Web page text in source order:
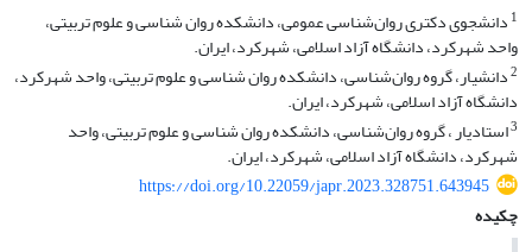
1 دانشجوی دکتری روان‌شناسی عمومی، دانشکده روان شناسی و علوم تربیتی،
واحد شهرکرد، دانشگاه آزاد اسلامی، شهرکرد، ایران.
2دانشیار، گروه روان‌شناسی، دانشکده روان شناسی و علوم تربیتی، واحد شهرکرد،
دانشگاه آزاد اسلامی، شهرکرد، ایران.
3استادیار ، گروه روان‌شناسی، دانشکده روان شناسی و علوم تربیتی، واحد
شهرکرد، دانشگاه آزاد اسلامی، شهرکرد، ایران.
https://doi.org/10.22059/japr.2023.328751.643945
چکیده